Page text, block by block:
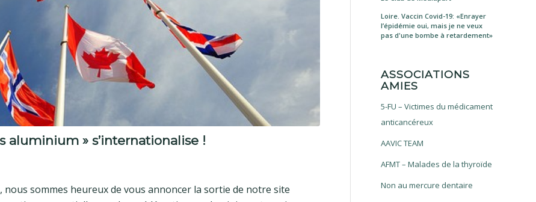
aluminium » s’internationalise !
sommes heureux de vous annoncer la sortie de notre site
Loire. Vaccin Covid-19: «Enrayer
l’épidémie oui, mais je ne veux
pas d'une bombe à retardement»
ASSOCIATIONS
AMIES
5-FU – Victimes du médicament
anticancéreux
AAVIC TEAM
AFMT – Malades de la thyroïde
Non au mercure dentaire